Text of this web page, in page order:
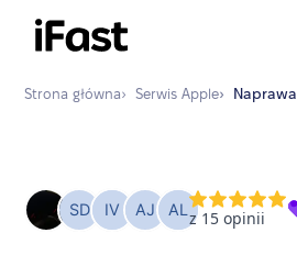
Strona główna› Serwis Apple› Naprawa